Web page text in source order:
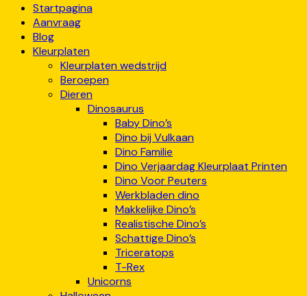
Startpagina
Aanvraag
Blog
Kleurplaten
Kleurplaten wedstrijd
Beroepen
Dieren
Dinosaurus
Baby Dino’s
Dino bij Vulkaan
Dino Familie
Dino Verjaardag Kleurplaat Printen
Dino Voor Peuters
Werkbladen dino
Makkelijke Dino’s
Realistische Dino’s
Schattige Dino’s
Triceratops
T-Rex
Unicorns